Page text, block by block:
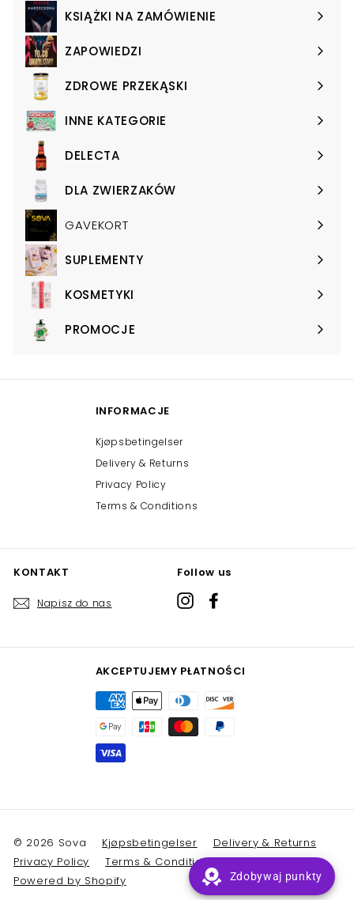
submenuKSIĄŻKI NA ZAMÓWIENIE
Expand
submenuZAPOWIEDZI
Expand
submenuZDROWE PRZEKĄSKI
Expand
submenuINNE KATEGORIE
Expand
submenuDELECTA
Expand
submenuDLA ZWIERZAKÓW
Expand
submenuGAVEKORT
SUPLEMENTY
Expand
submenuKOSMETYKI
Expand
submenuPROMOCJE
Expand
INFORMACJE
Kjøpsbetingelser
Delivery & Returns
Privacy Policy
Terms & Conditions
KONTAKT
Napisz do nas
Follow us
Instagram
AKCEPTUJEMY PŁATNOŚCI
© 2026 Sova Kjøpsbetingelser
Delivery & Returns
Privacy Policy
Terms & Conditions
Powered by Shopify
Zdobywaj punkty